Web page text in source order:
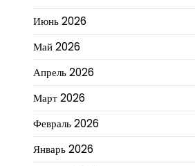
Июнь 2026
Май 2026
Апрель 2026
Март 2026
Февраль 2026
Январь 2026